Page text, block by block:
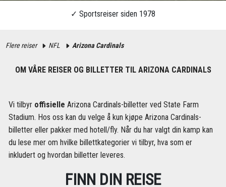
Flere reiser NFL Arizona Cardinals
OM VÅRE REISER OG BILLETTER TIL ARIZONA CARDINALS
Vi tilbyr offisielle Arizona Cardinals-billetter ved State Farm
Stadium. Hos oss kan du velge å kun kjøpe Arizona Cardinals-
billetter eller pakker med hotell/fly. Når du har valgt din kamp kan
du lese mer om hvilke billettkategorier vi tilbyr, hva som er
inkludert og hvordan billetter leveres.